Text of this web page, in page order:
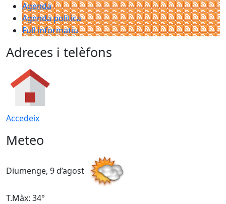
Agenda
Agenda política
Full informatiu
Adreces i telèfons
Accedeix
Meteo
Diumenge, 9 d’agost
T.Màx: 34°